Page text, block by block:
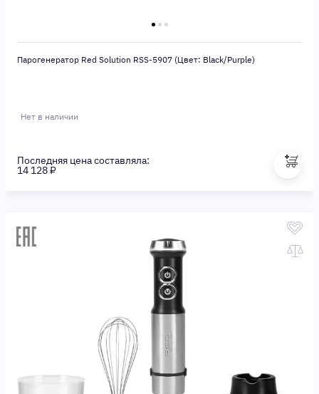
Парогенератор Red Solution RSS-5907 (Цвет: Black/Purple)
Нет в наличии
Последняя цена составляла:
14 128 ₽